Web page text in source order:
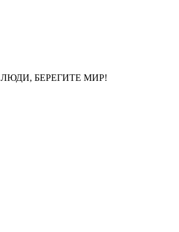
ЛЮДИ, БЕРЕГИТЕ МИР!